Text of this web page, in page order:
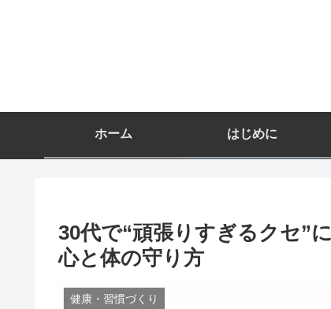
ホーム はじめに
30代で“頑張りすぎるクセ”
心と体の守り方
健康・習慣づくり